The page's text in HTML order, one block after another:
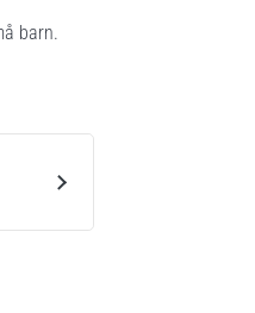
barn.